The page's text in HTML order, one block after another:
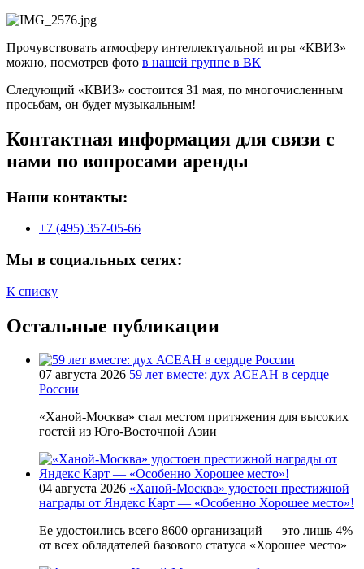
Прочувствовать атмосферу интеллектуальной игры «КВИЗ»
можно, посмотрев фото в нашей группе в ВК
Следующий «КВИЗ» состоится 31 мая, по многочисленным
просьбам, он будет музыкальным!
Контактная информация для связи с
нами по вопросами аренды
Наши контакты:
+7 (495) 357-05-66
Мы в социальных сетях:
К списку
Остальные публикации
07 августа 2026 59 лет вместе: дух АСЕАН в сердце
России
«Ханой-Москва» стал местом притяжения для высоких
гостей из Юго-Восточной Азии
04 августа 2026 «Ханой-Москва» удостоен престижной
награды от Яндекс Карт — «Особенно Хорошее место»!
Ее удостоились всего 8600 организаций — это лишь 4%
от всех обладателей базового статуса «Хорошее место»